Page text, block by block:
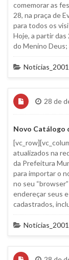
comemorar as
28, na praça de
para todos os
Hoje, a partir
do Menino
Notícias_2001
28 de
Novo Catálogo
atualizados na
da Prefeitura
para importar o
no seu
endereçar seus
cadastrados,
Notícias_2001